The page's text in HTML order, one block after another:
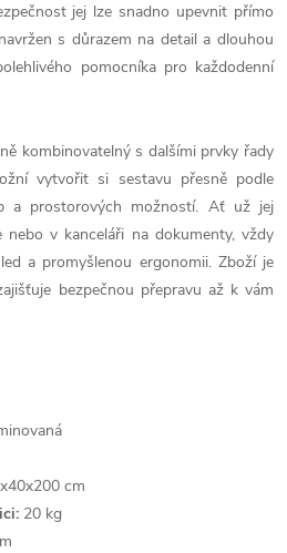
jej lze snadno upevnit přímo
s důrazem na detail a dlouhou
pomocníka pro každodenní
kombinovatelný s dalšími prvky řady
vytvořit si sestavu přesně podle
a prostorových možností. Ať už jej
nebo v kanceláři na dokumenty, vždy
a promyšlenou ergonomii. Zboží je
bezpečnou přepravu až k vám
cm
20 kg